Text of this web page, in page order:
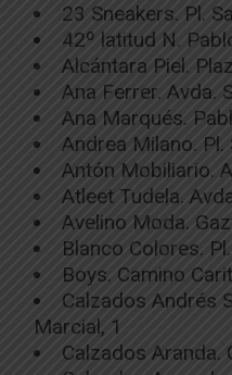
23 Sneakers. Pl.
42º latitud N.
Alcántara Piel.
Ana Ferrer. Avda.
Ana Marqués.
Andrea Milano. Pl.
Antón Mobiliario.
Atleet Tudela.
Avelino Moda.
Blanco Colores.
Boys. Camino
Calzados Andrés
Marcial, 1
Calzados Aranda.